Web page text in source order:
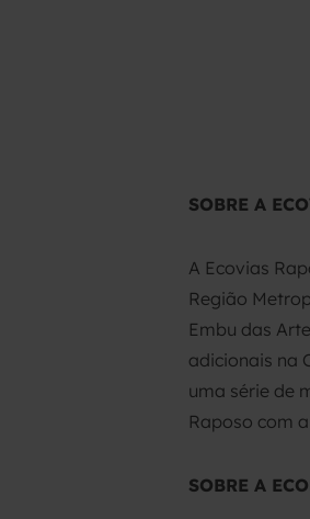
SOBRE A
A Ecovias
Região
Embu das
adicionais na
uma série de
Raposo com
SOBRE A